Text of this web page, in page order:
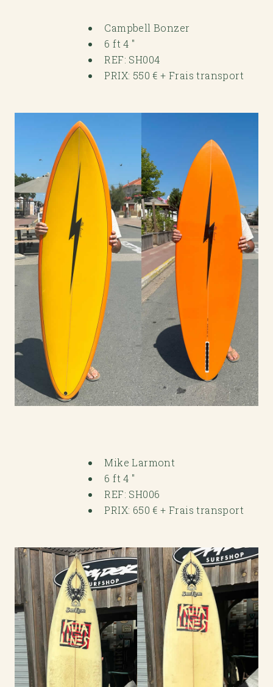
Campbell Bonzer
6 ft 4 "
REF: SH004
PRIX: 550 € + Frais transport
Mike Larmont
6 ft 4 "
REF: SH006
PRIX: 650 € + Frais transport